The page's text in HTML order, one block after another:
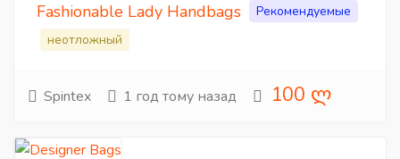
Fashionable Lady Handbags
Рекомендуемые
неотложный
Spintex 1 год тому назад 100 ლ